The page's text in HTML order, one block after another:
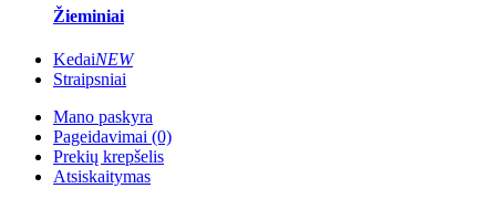
Žieminiai
KedaiNEW
Straipsniai
Mano paskyra
Pageidavimai (0)
Prekių krepšelis
Atsiskaitymas